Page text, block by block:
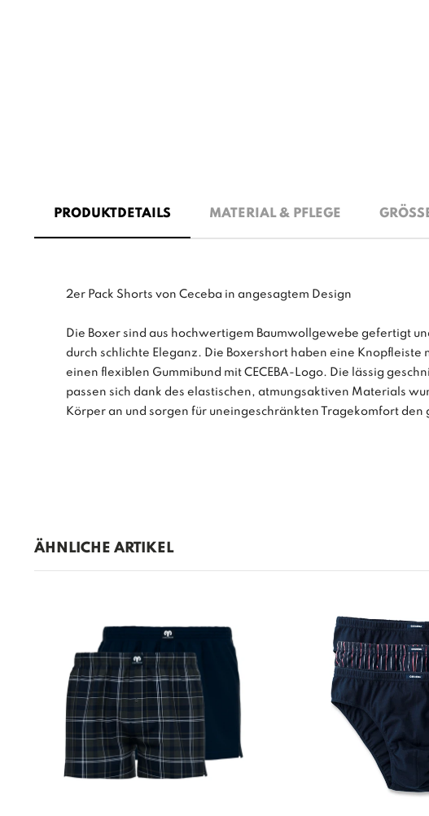
PRODUKTDETAILS MATERIAL & PFLEGE
2er Pack Shorts von Ceceba in angesagtem Design
Die Boxer sind aus hochwertigem Baumwollgewebe gefertigt
durch schlichte Eleganz. Die Boxershort haben eine Knopfleiste
einen flexiblen Gummibund mit CECEBA-Logo. Die lässig
passen sich dank des elastischen, atmungsaktiven Materials
Körper an und sorgen für uneingeschränkten Tragekomfort den
ÄHNLICHE ARTIKEL